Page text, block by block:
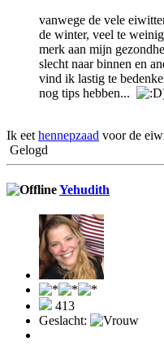
vanwege de vele
de winter, veel te
merk aan mijn
slecht naar binnen en
vind ik lastig te
nog tips hebben...
Ik eet hennepzaad voor de
Gelogd
Yehudith
413
Geslacht: